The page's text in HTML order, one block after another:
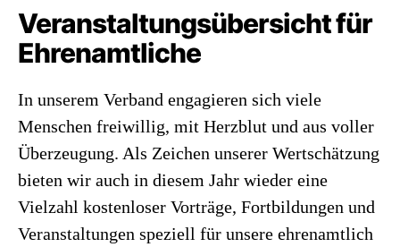
Veranstaltungsübersicht für
Ehrenamtliche
In unserem Verband engagieren sich viele
Menschen freiwillig, mit Herzblut und aus voller
Überzeugung. Als Zeichen unserer Wertschätzung
bieten wir auch in diesem Jahr wieder eine
Vielzahl kostenloser Vorträge, Fortbildungen und
Veranstaltungen speziell für unsere ehrenamtlich